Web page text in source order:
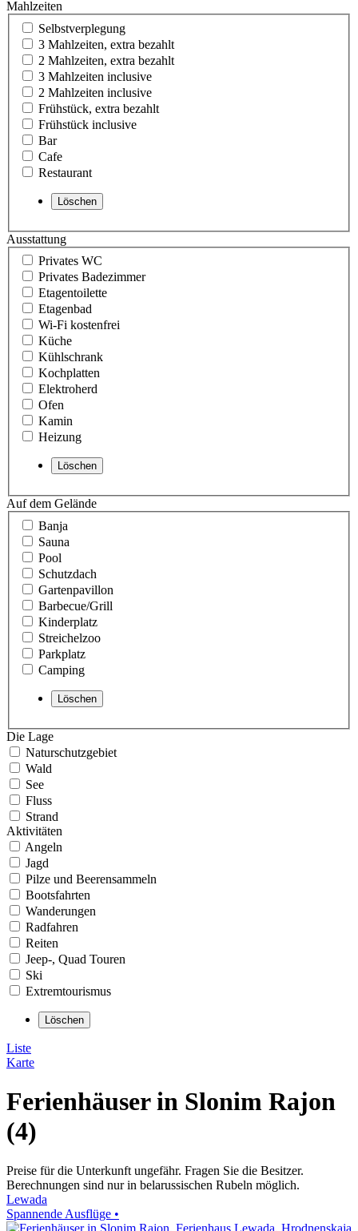
Mahlzeiten
Selbstverplegung
3 Mahlzeiten, extra bezahlt
2 Mahlzeiten, extra bezahlt
3 Mahlzeiten inclusive
2 Mahlzeiten inclusive
Frühstück, extra bezahlt
Frühstück inclusive
Bar
Cafe
Restaurant
Ausstattung
Privates WC
Privates Badezimmer
Etagentoilette
Etagenbad
Wi-Fi kostenfrei
Küche
Kühlschrank
Kochplatten
Elektroherd
Ofen
Kamin
Heizung
Auf dem Gelände
Banja
Sauna
Pool
Schutzdach
Gartenpavillon
Barbecue/Grill
Kinderplatz
Streichelzoo
Parkplatz
Camping
Die Lage
Naturschutzgebiet
Wald
See
Fluss
Strand
Aktivitäten
Angeln
Jagd
Pilze und Beerensammeln
Bootsfahrten
Wanderungen
Radfahren
Reiten
Jeep-, Quad Touren
Ski
Extremtourismus
Liste
Karte
Ferienhäuser in Slonim Rajon
(4)
Preise für die Unterkunft ungefähr. Fragen Sie die Besitzer.
Berechnungen sind nur in belarussischen Rubeln möglich.
Lewada
Spannende Ausflüge •